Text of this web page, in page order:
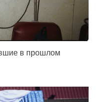
в прошлом